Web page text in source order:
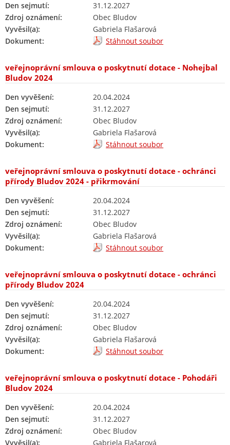
Den sejmutí:
31.12.2027
Zdroj oznámení:
Obec Bludov
Vyvěsil(a):
Gabriela Flašarová
Dokument:
Stáhnout soubor
veřejnoprávní smlouva o poskytnutí dotace - Nohejbal
Bludov 2024
Den vyvěšení:
20.04.2024
Den sejmutí:
31.12.2027
Zdroj oznámení:
Obec Bludov
Vyvěsil(a):
Gabriela Flašarová
Dokument:
Stáhnout soubor
veřejnoprávní smlouva o poskytnutí dotace - ochránci
přírody Bludov 2024 - přikrmování
Den vyvěšení:
20.04.2024
Den sejmutí:
31.12.2027
Zdroj oznámení:
Obec Bludov
Vyvěsil(a):
Gabriela Flašarová
Dokument:
Stáhnout soubor
veřejnoprávní smlouva o poskytnutí dotace - ochránci
přírody Bludov 2024
Den vyvěšení:
20.04.2024
Den sejmutí:
31.12.2027
Zdroj oznámení:
Obec Bludov
Vyvěsil(a):
Gabriela Flašarová
Dokument:
Stáhnout soubor
veřejnoprávní smlouva o poskytnutí dotace - Pohodáři
Bludov 2024
Den vyvěšení:
20.04.2024
Den sejmutí:
31.12.2027
Zdroj oznámení:
Obec Bludov
Vyvěsil(a):
Gabriela Flašarová